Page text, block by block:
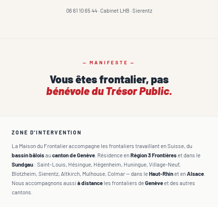
06 61 10 65 44 · Cabinet LHB · Sierentz
— MANIFESTE —
Vous êtes frontalier, pas
bénévole du Trésor Public.
ZONE D’INTERVENTION
La Maison du Frontalier accompagne les frontaliers travaillant en Suisse, du
bassin bâloisaucanton de Genève . Résidence enRégion 3 Frontièreset dans le
Sundgau : Saint-Louis, Hésingue, Hégenheim, Huningue, Village-Neuf,
Blotzheim, Sierentz, Altkirch, Mulhouse, Colmar — dans leHaut-Rhinet en Alsace
Nous accompagnons aussi à distance les frontaliers deGenèveet des autres
cantons.